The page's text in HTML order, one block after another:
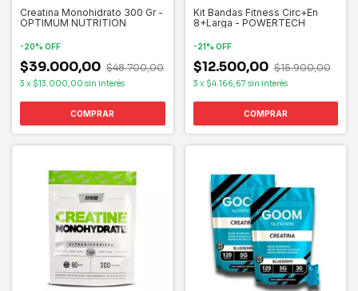
Creatina Monohidrato 300 Gr -
OPTIMUM NUTRITION
-20% OFF
$39.000,00 $48.700,00
3 x $13.000,00 sin interés
Kit Bandas Fitness Circ+En
8+Larga - POWERTECH
-21% OFF
$12.500,00 $15.900,00
3 x $4.166,67 sin interés